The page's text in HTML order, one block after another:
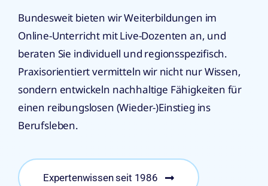
Bundesweit bieten wir Weiterbildungen im
Online-Unterricht mit Live-Dozenten an, und
beraten Sie individuell und regionsspezifisch.
Praxisorientiert vermitteln wir nicht nur Wissen,
sondern entwickeln nachhaltige Fähigkeiten für
einen reibungslosen (Wieder-)Einstieg ins
Berufsleben.
Expertenwissen seit 1986